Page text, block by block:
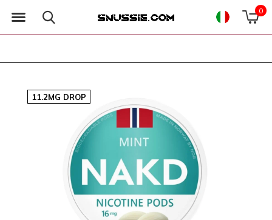
0
11.2MG DROP